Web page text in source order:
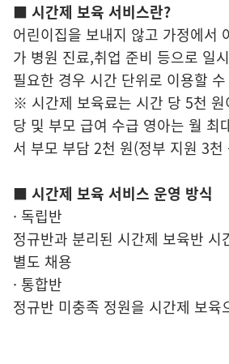
■ 시간제 보육 서비스란?
어린이집을 보내지 않고 가정에서
가 병원 진료,취업 준비 등으로 일
필요한 경우 시간 단위로 이용할
※ 시간제 보육료는 시간 당 5천 원
당 및 부모 급여 수급 영아는 월 최
서 부모 부담 2천 원(정부 지원 3
■ 시간제 보육 서비스 운영 방식
· 독립반
정규반과 분리된 시간제 보육반 시
별도 채용
· 통합반
정규반 미충족 정원을 시간제 보육